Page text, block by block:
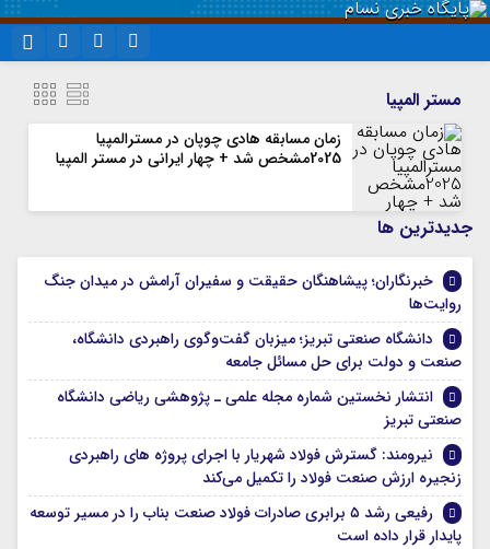
سروش
ایتا
آپارات
واتساپ رمز عبور
مستر المپیا
زمان مسابقه هادی چوپان در مسترالمپیا
2025مشخص شد + چهار ایرانی در مستر المپیا
جديدترين ها
خبرنگاران؛ پیشاهنگان حقیقت و سفیران آرامش در میدان جنگ
روایت‌ها
دانشگاه صنعتی تبریز؛ میزبان گفت‌وگوی راهبردی دانشگاه،
صنعت و دولت برای حل مسائل جامعه
انتشار نخستین شماره مجله علمی ـ پژوهشی ریاضی دانشگاه
صنعتی تبریز
نیرومند: گسترش فولاد شهریار با اجرای پروژه های راهبردی
زنجیره ارزش صنعت فولاد را تکمیل می‌کند
رفیعی رشد ۵ برابری صادرات فولاد صنعت بناب را در مسیر توسعه
پایدار قرار داده است